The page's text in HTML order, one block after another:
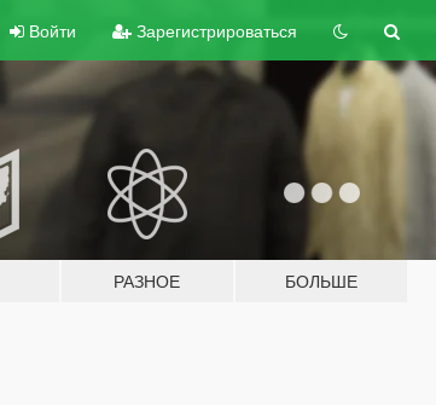
Войти Зарегистрироваться
РАЗНОЕ БОЛЬШЕ